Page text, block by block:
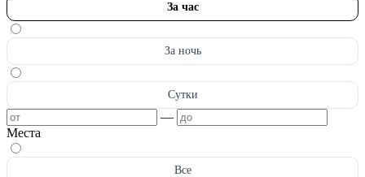
За час
За ночь
Сутки
—
Места
Все